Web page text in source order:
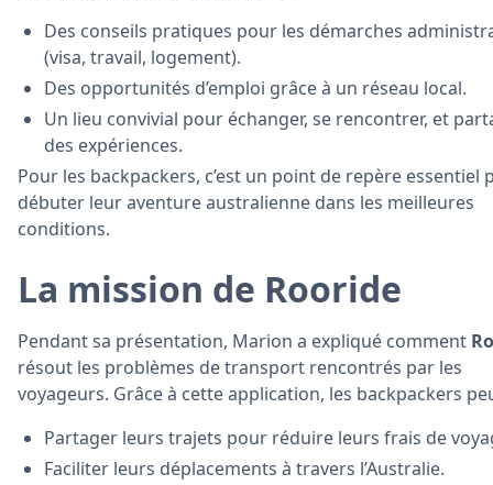
Des conseils pratiques pour les démarches
(visa, travail, logement).
Des opportunités d’emploi grâce à un réseau local.
Un lieu convivial pour échanger, se rencontrer, et
des expériences.
Pour les backpackers, c’est un point de repère essentiel
débuter leur aventure australienne dans les meilleures
conditions.
La mission de Rooride
Pendant sa présentation, Marion a expliqué comment
résout les problèmes de transport rencontrés par les
voyageurs. Grâce à cette application, les backpackers
Partager leurs trajets pour réduire leurs frais de
Faciliter leurs déplacements à travers l’Australie.